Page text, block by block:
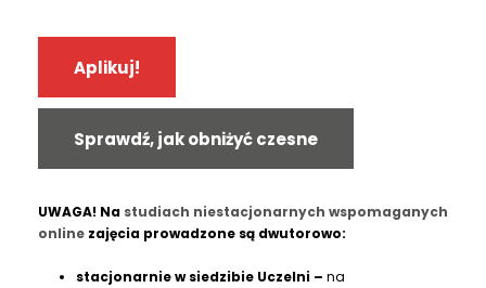
Rok 2
4 370 zł
Aplikuj!
Sprawdź, jak obniżyć czesne
UWAGA! Na studiach niestacjonarnych wspomaganych
online zajęcia prowadzone są dwutorowo:
stacjonarnie w siedzibie Uczelni – na